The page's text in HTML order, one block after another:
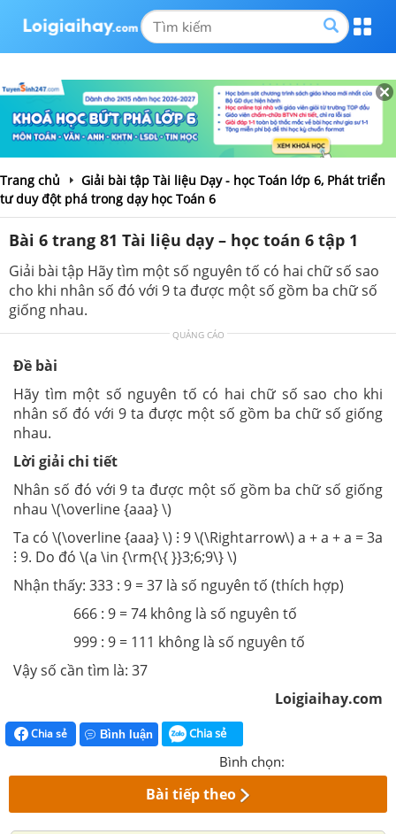
Trang chủ
Giải bài tập Tài liệu Dạy - học Toán lớp 6, Phát triển
tư duy đột phá trong dạy học Toán 6
Bài 6 trang 81 Tài liệu dạy – học toán 6 tập 1
Giải bài tập Hãy tìm một số nguyên tố có hai chữ số sao
cho khi nhân số đó với 9 ta được một số gồm ba chữ số
giống nhau.
QUẢNG CÁO
Đề bài
Hãy tìm một số nguyên tố có hai chữ số sao cho khi
nhân số đó với 9 ta được một số gồm ba chữ số giống
nhau.
Lời giải chi tiết
Nhân số đó với 9 ta được một số gồm ba chữ số giống
nhau \(\overline {aaa} \)
Ta có \(\overline {aaa} \) ⁝ 9 \(\Rightarrow\) a + a + a = 3a
⁝ 9. Do đó \(a \in {\rm{\{ }}3;6;9\} \)
Nhận thấy: 333 : 9 = 37 là số nguyên tố (thích hợp)
666 : 9 = 74 không là số nguyên tố
999 : 9 = 111 không là số nguyên tố
Vậy số cần tìm là: 37
Loigiaihay.com
Chia sẻ Bình luận Chia sẻ
Bình chọn:
Bài tiếp theo